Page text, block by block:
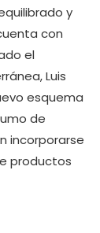
y
con
el
Luis
esquema
de
incorporarse
productos